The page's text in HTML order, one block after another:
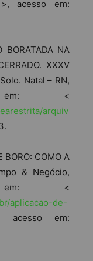
acesso em:
NA
XXXV
Natal – RN,
em: <
arquiv
BORO: COMO A
& Negócio,
em: <
aplicacao-de-
em: